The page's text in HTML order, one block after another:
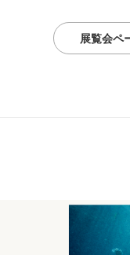
展覧会ペ